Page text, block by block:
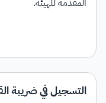
المقدمة للهيئة.
التسجيل في ضريبة